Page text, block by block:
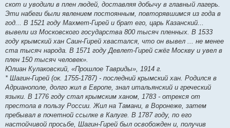
скот и уводили в плен людей, доставляя добычу в главный лагерь.
Эти набеги были явлением постоянным, повторявшимся из года в
год... В 1521 году Махмет-Гирей и брат его, царь Казанский...
вывели из Московского государства 800 тысяч пленных. В 1533
году крымский хан Саин-Гирей хвастался, что он вывел ... не менее
ста тысяч народа. В 1571 году Девлет-Гирей сжёг Москву и увел в
плен 150 тысяч человек».
Юлиан Кулаковский, «Прошлое Тавриды», 1914 г.
* Шагин-Гирей (ок. 1755-1787) - последний крымский хан. Родился в
Адрианополе, долго жил в Европе, знал итальянский и греческий
языки. В 1776 году стал крымским ханом, 1783 - отрекся от
престола в пользу России. Жил на Тамани, в Воронеже, затем
пребывал в почетной ссылке в Калуге. В 1787 году, по его
настойчивой просьбе, Шагин-Гирей был освобожден и, получив